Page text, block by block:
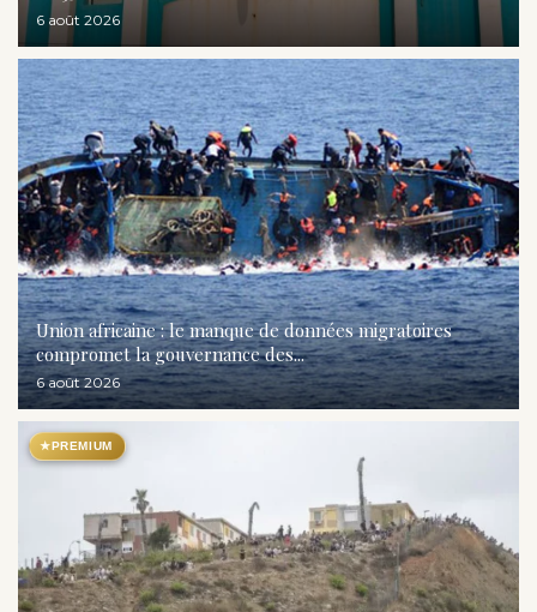
6 août 2026
Union africaine : le manque de données migratoires
compromet la gouvernance des...
6 août 2026
★PREMIUM